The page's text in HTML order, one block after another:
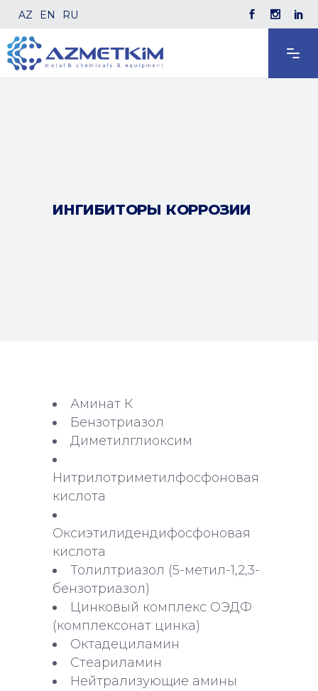
AZ EN RU
ИНГИБИТОРЫ КОРРОЗИИ
Аминат К
Бензотриазол
Диметилглиоксим
Нитрилотриметилфосфоновая
кислота
Оксиэтилидендифосфоновая
кислота
Толилтриазол (5-метил-1,2,3-
бензотриазол)
Цинковый комплекс ОЭДФ
(комплексонат цинка)
Октадециламин
Стеариламин
Нейтрализующие амины